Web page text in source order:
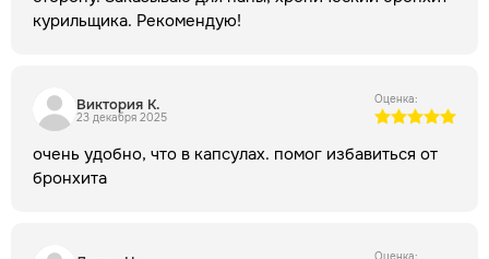
курильщика. Рекомендую!
Виктория К.
23 декабря 2025
Оценка:
очень удобно, что в капсулах. помог избавиться от
бронхита